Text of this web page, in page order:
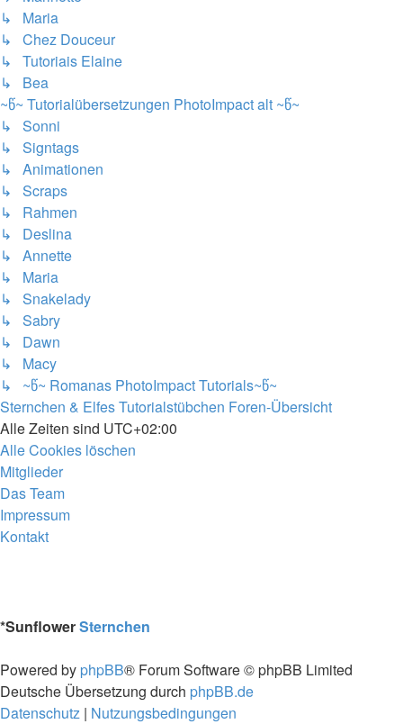
↳ Maria
↳ Chez Douceur
↳ Tutoriais Elaine
↳ Bea
~წ~ Tutorialübersetzungen PhotoImpact alt ~წ~
↳ Sonni
↳ Signtags
↳ Animationen
↳ Scraps
↳ Rahmen
↳ Deslina
↳ Annette
↳ Maria
↳ Snakelady
↳ Sabry
↳ Dawn
↳ Macy
↳ ~წ~ Romanas PhotoImpact Tutorials~წ~
Sternchen & Elfes Tutorialstübchen Foren-Übersicht
Alle Zeiten sind UTC+02:00
Alle Cookies löschen
Mitglieder
Das Team
Impressum
Kontakt
*SunflowerSternchen
Powered by phpBB® Forum Software © phpBB Limited
Deutsche Übersetzung durch phpBB.de
Datenschutz | Nutzungsbedingungen